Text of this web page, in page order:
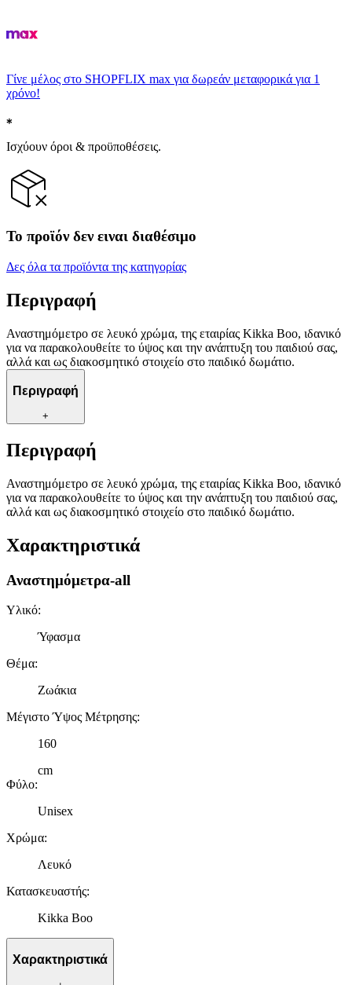
Γίνε μέλος στο SHOPFLIX max για δωρεάν μεταφορικά για 1
χρόνο!
Ισχύουν όροι & προϋποθέσεις.
Το προϊόν δεν ειναι διαθέσιμο
Δες όλα τα προϊόντα της κατηγορίας
Περιγραφή
Αναστημόμετρο σε λευκό χρώμα, της εταιρίας Kikka Boo, ιδανικό
για να παρακολουθείτε το ύψος και την ανάπτυξη του παιδιού σας,
αλλά και ως διακοσμητικό στοιχείο στο παιδικό δωμάτιο.
Περιγραφή
+
Περιγραφή
Αναστημόμετρο σε λευκό χρώμα, της εταιρίας Kikka Boo, ιδανικό
για να παρακολουθείτε το ύψος και την ανάπτυξη του παιδιού σας,
αλλά και ως διακοσμητικό στοιχείο στο παιδικό δωμάτιο.
Χαρακτηριστικά
Αναστημόμετρα-all
Υλικό:
Ύφασμα
Θέμα:
Ζωάκια
Μέγιστο Ύψος Μέτρησης:
160
cm
Φύλο:
Unisex
Χρώμα:
Λευκό
Κατασκευαστής:
Kikka Boo
Χαρακτηριστικά